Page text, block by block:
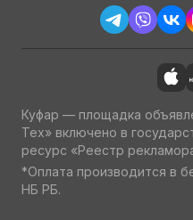
Куфар — площадка
Тех» включено в
ресурс «Реестр
*Оплата производится в
НБ РБ.